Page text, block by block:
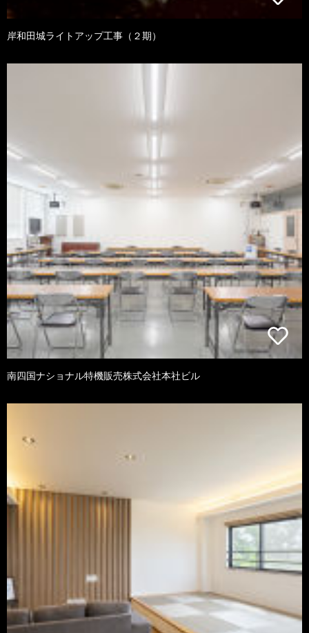
岸和田城ライトアップ工事（２期）
南四国ナショナル特機販売株式会社本社ビル